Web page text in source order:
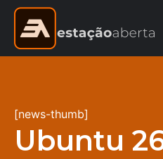
[news-thumb]
Ubuntu